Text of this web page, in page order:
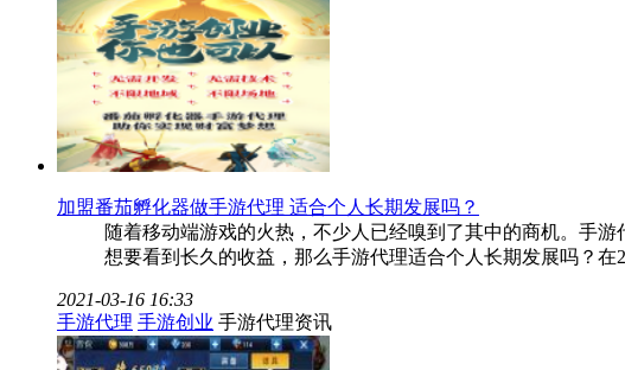
加盟番茄孵化器做手游代理 适合个人长期发展吗？
随着移动端游戏的火热，不少人已经嗅到了其中的商机。手
想要看到长久的收益，那么手游代理适合个人长期发展吗？
2021-03-16 16:33
手游代理 手游创业 手游代理资讯